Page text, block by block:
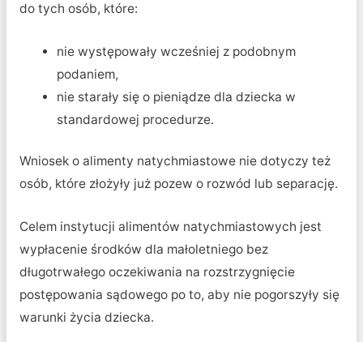
do tych osób, które:
nie występowały wcześniej z podobnym
podaniem,
nie starały się o pieniądze dla dziecka w
standardowej procedurze.
Wniosek o alimenty natychmiastowe nie dotyczy też
osób, które złożyły już pozew o rozwód lub separację.
Celem instytucji alimentów natychmiastowych jest
wypłacenie środków dla małoletniego bez
długotrwałego oczekiwania na rozstrzygnięcie
postępowania sądowego po to, aby nie pogorszyły się
warunki życia dziecka.